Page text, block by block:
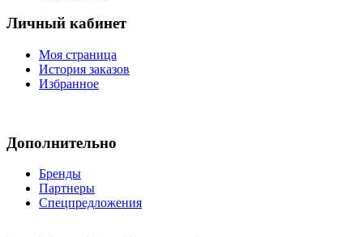
Личный кабинет
Моя страница
История заказов
Избранное
Дополнительно
Бренды
Партнеры
Спецпредложения